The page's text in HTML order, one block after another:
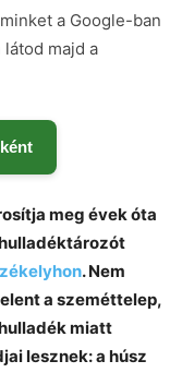
a Google-ban
majd a
meg évek óta
. Nem
a szeméttelep,
miatt
lesznek: a húsz